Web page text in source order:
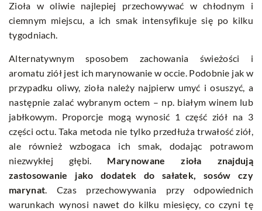
Zioła w oliwie najlepiej przechowywać w chłodnym i
ciemnym miejscu, a ich smak intensyfikuje się po kilku
tygodniach.
Alternatywnym sposobem zachowania świeżości i
aromatu ziół jest ich marynowanie w occie. Podobnie jak w
przypadku oliwy, zioła należy najpierw umyć i osuszyć, a
następnie zalać wybranym octem – np. białym winem lub
jabłkowym. Proporcje mogą wynosić 1 część ziół na 3
części octu. Taka metoda nie tylko przedłuża trwałość ziół,
ale również wzbogaca ich smak, dodając potrawom
niezwykłej głębi. Marynowane zioła znajdują
zastosowanie jako dodatek do sałatek, sosów czy
marynat. Czas przechowywania przy odpowiednich
warunkach wynosi nawet do kilku miesięcy, co czyni tę